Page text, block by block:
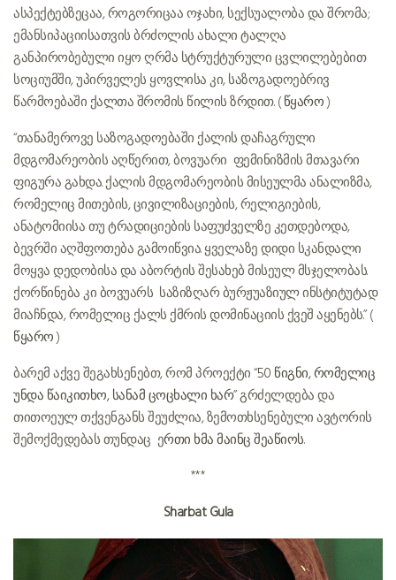
ასპექტებზეცაა, როგორიცაა ოჯახი, სექსუალობა და შრომა;
ემანსიპაციისათვის ბრძოლის ახალი ტალღა
განპირობებული იყო ღრმა სტრუქტურული ცვლილებებით
სოციუმში, უპირველეს ყოვლისა კი, საზოგადოებრივ
წარმოებაში ქალთა შრომის წილის ზრდით. (წყარო)
“თანამეროვე საზოგადოებაში ქალის დაჩაგრული
მდგომარეობის აღწერით, ბოვუარი ფემინიზმის მთავარი
ფიგურა გახდა. ქალის მდგომარეობის მისეულმა ანალიზმა,
რომელიც მითების, ცივილიზაციების, რელიგიების,
ანატომიისა თუ ტრადიციების საფუძველზე კეთდებოდა,
ბევრში აღშფოთება გამოიწვია. ყველაზე დიდი სკანდალი
მოყვა დედობისა და აბორტის შესახებ მისეულ მსჯელობას.
ქორწინება კი ბოვუარს საზიზღარ ბურჟუაზიულ ინსტიტუტად
მიაჩნდა, რომელიც ქალს ქმრის დომინაციის ქვეშ აყენებს.” (
წყარო)
ბარემ აქვე შეგახსენებთ, რომ პროექტი “50 წიგნი, რომელიც
უნდა წაიკითხო, სანამ ცოცხალი ხარ” გრძელდება და
თითოეულ თქვენგანს შეუძლია, ზემოთხსენებული ავტორის
შემოქმედებას თუნდაც ერთი ხმა მაინც შეაწიოს
***
Sharbat Gula